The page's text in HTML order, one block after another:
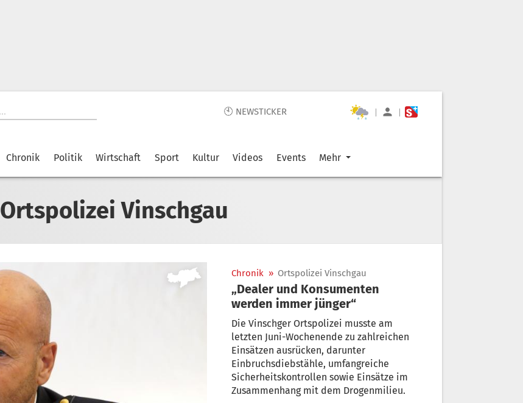
🕙 NEWSTICKER | |
Chronik Politik Wirtschaft Sport Kultur Videos Events Mehr
Ortspolizei Vinschgau
Chronik » Ortspolizei Vinschgau
„Dealer und Konsumenten
werden immer jünger“
Die Vinschger Ortspolizei musste am
letzten Juni-Wochenende zu zahlreichen
Einsätzen ausrücken, darunter
Einbruchsdiebstähle, umfangreiche
Sicherheitskontrollen sowie Einsätze im
Zusammenhang mit dem Drogenmilieu.